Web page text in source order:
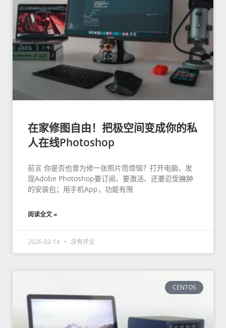
在家修图自由！把极空间变成你的私
人在线Photoshop
前言 你是否也曾为修一张照片而烦恼？打开电脑，发
现Adobe Photoshop要订阅、要激活、还要忍受臃肿
的安装包；用手机App，功能有限
阅读全文 »
2026-02-14 没有评论
CENTOS